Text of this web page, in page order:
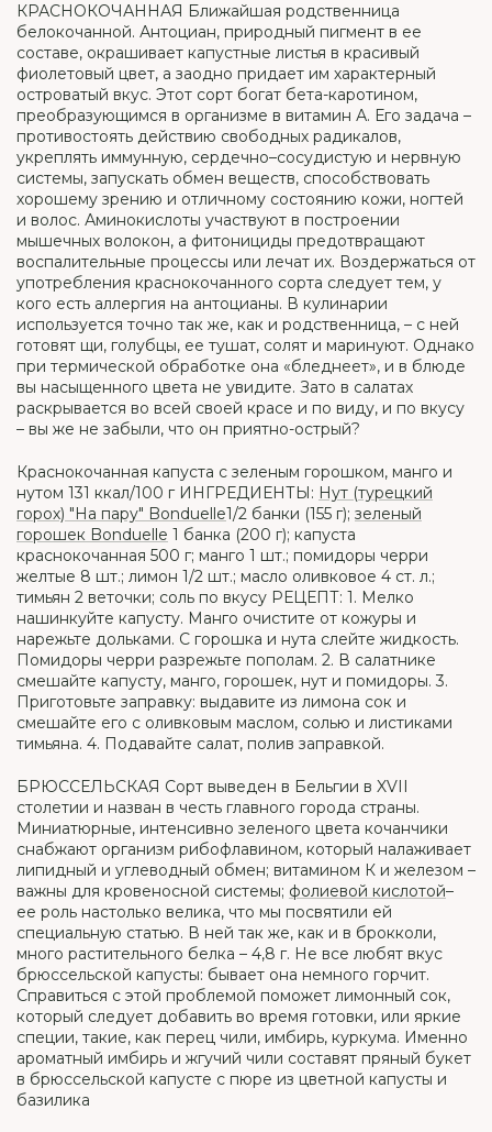
КРАСНОКОЧАННАЯ Ближайшая родственница
белокочанной. Антоциан, природный пигмент в ее
составе, окрашивает капустные листья в красивый
фиолетовый цвет, а заодно придает им характерный
островатый вкус. Этот сорт богат бета-каротином,
преобразующимся в организме в витамин А. Его задача –
противостоять действию свободных радикалов,
укреплять иммунную, сердечно–сосудистую и нервную
системы, запускать обмен веществ, способствовать
хорошему зрению и отличному состоянию кожи, ногтей
и волос. Аминокислоты участвуют в построении
мышечных волокон, а фитонициды предотвращают
воспалительные процессы или лечат их. Воздержаться от
употребления краснокочанного сорта следует тем, у
кого есть аллергия на антоцианы. В кулинарии
используется точно так же, как и родственница, – с ней
готовят щи, голубцы, ее тушат, солят и маринуют. Однако
при термической обработке она «бледнеет», и в блюде
вы насыщенного цвета не увидите. Зато в салатах
раскрывается во всей своей красе и по виду, и по вкусу
– вы же не забыли, что он приятно-острый?
Краснокочанная капуста с зеленым горошком, манго и
нутом 131 ккал/100 г ИНГРЕДИЕНТЫ: Нут (турецкий
горох) "На пару" Bonduelle1/2 банки (155 г); зеленый
горошек Bonduelle 1 банка (200 г); капуста
краснокочанная 500 г; манго 1 шт.; помидоры черри
желтые 8 шт.; лимон 1/2 шт.; масло оливковое 4 ст. л.;
тимьян 2 веточки; соль по вкусу РЕЦЕПТ: 1. Мелко
нашинкуйте капусту. Манго очистите от кожуры и
нарежьте дольками. С горошка и нута слейте жидкость.
Помидоры черри разрежьте пополам. 2. В салатнике
смешайте капусту, манго, горошек, нут и помидоры. 3.
Приготовьте заправку: выдавите из лимона сок и
смешайте его с оливковым маслом, солью и листиками
тимьяна. 4. Подавайте салат, полив заправкой.
БРЮССЕЛЬСКАЯ Сорт выведен в Бельгии в XVII
столетии и назван в честь главного города страны.
Миниатюрные, интенсивно зеленого цвета кочанчики
снабжают организм рибофлавином, который налаживает
липидный и углеводный обмен; витамином К и железом –
важны для кровеносной системы; фолиевой кислотой–
ее роль настолько велика, что мы посвятили ей
специальную статью. В ней так же, как и в брокколи,
много растительного белка – 4,8 г. Не все любят вкус
брюссельской капусты: бывает она немного горчит.
Справиться с этой проблемой поможет лимонный сок,
который следует добавить во время готовки, или яркие
специи, такие, как перец чили, имбирь, куркума. Именно
ароматный имбирь и жгучий чили составят пряный букет
в брюссельской капусте с пюре из цветной капусты и
базилика